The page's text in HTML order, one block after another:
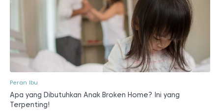
Peran Ibu
Apa yang Dibutuhkan Anak Broken Home? Ini yang
Terpenting!